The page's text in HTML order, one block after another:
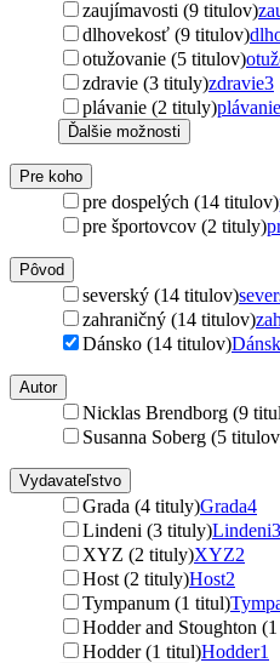
zaujímavosti (9 titulov)
dlhovekosť (9 titulov)
otužovanie (5 titulov)
zdravie (3 tituly)zdravie3
plávanie (2 tituly)plávanie
Ďalšie možnosti
Pre koho
pre dospelých (14 titulov)
pre športovcov (2 tituly)
Pôvod
severský (14 titulov)
zahraničný (14 titulov)
Dánsko (14 titulov)
Autor
Nicklas Brendborg (9
Susanna Soberg (5
Vydavateľstvo
Grada (4 tituly)Grada4
Lindeni (3 tituly)Lindeni3
XYZ (2 tituly)XYZ2
Host (2 tituly)Host2
Tympanum (1 titul)
Hodder and Stoughton
Hodder (1 titul)Hodder1